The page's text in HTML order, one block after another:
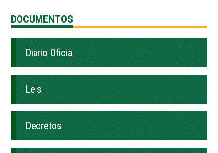
DOCUMENTOS
Diário Oficial
Leis
Decretos